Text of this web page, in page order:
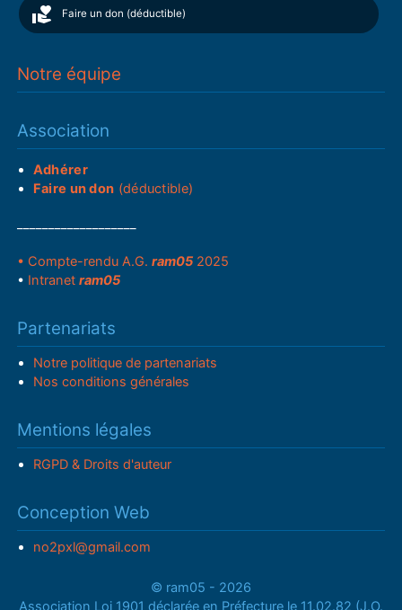
Faire un don (déductible)
Notre équipe
Association
Adhérer
Faire un don (déductible)
• Compte-rendu A.G.ram05 2025
• Intranetram05
Partenariats
Notre politique de partenariats
Nos conditions générales
Mentions légales
RGPD & Droits d'auteur
Conception Web
no2pxl@gmail.com
© ram05 - 2026
Association Loi 1901 déclarée en Préfecture le 11.02.82 (J.O.